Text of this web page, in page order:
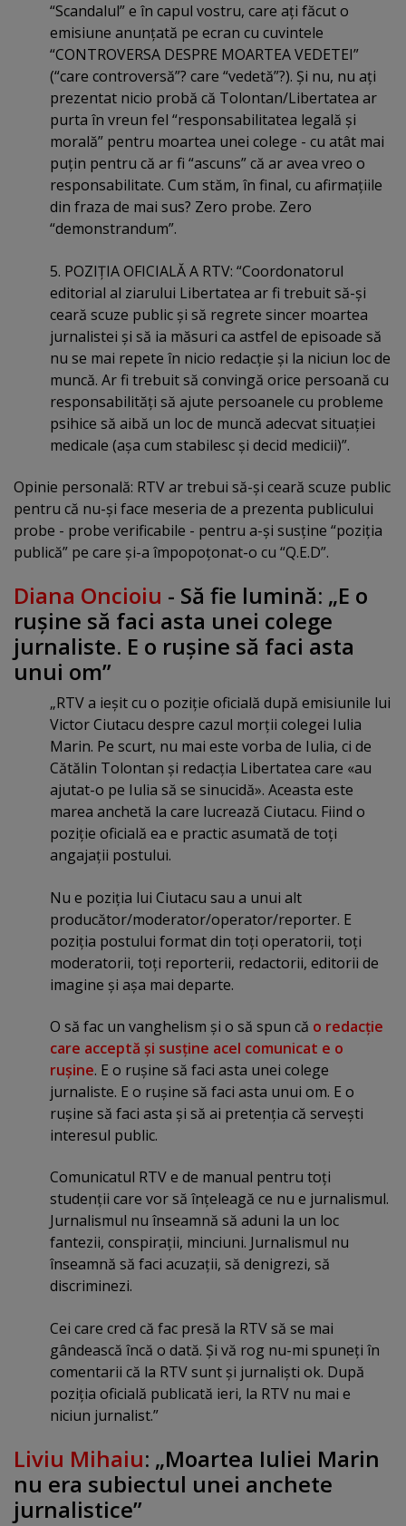
“Scandalul” e în capul vostru, care aţi făcut o
emisiune anunţată pe ecran cu cuvintele
“CONTROVERSA DESPRE MOARTEA VEDETEI”
(“care controversă”? care “vedetă”?). Şi nu, nu aţi
prezentat nicio probă că Tolontan/Libertatea ar
purta în vreun fel “responsabilitatea legală şi
morală” pentru moartea unei colege - cu atât mai
puţin pentru că ar fi “ascuns” că ar avea vreo o
responsabilitate. Cum stăm, în final, cu afirmaţiile
din fraza de mai sus? Zero probe. Zero
“demonstrandum”.
5. POZIŢIA OFICIALĂ A RTV: “Coordonatorul
editorial al ziarului Libertatea ar fi trebuit să-şi
ceară scuze public şi să regrete sincer moartea
jurnalistei şi să ia măsuri ca astfel de episoade să
nu se mai repete în nicio redacţie şi la niciun loc de
muncă. Ar fi trebuit să convingă orice persoană cu
responsabilităţi să ajute persoanele cu probleme
psihice să aibă un loc de muncă adecvat situaţiei
medicale (aşa cum stabilesc şi decid medicii)”.
Opinie personală: RTV ar trebui să-şi ceară scuze public
pentru că nu-şi face meseria de a prezenta publicului
probe - probe verificabile - pentru a-şi susţine “poziţia
publică” pe care şi-a împopoţonat-o cu “Q.E.D”.
Diana Oncioiu - Să fie lumină: „E o
ruşine să faci asta unei colege
jurnaliste. E o ruşine să faci asta
unui om”
„RTV a ieşit cu o poziţie oficială după emisiunile lui
Victor Ciutacu despre cazul morţii colegei Iulia
Marin. Pe scurt, nu mai este vorba de Iulia, ci de
Cătălin Tolontan şi redacţia Libertatea care «au
ajutat-o pe Iulia să se sinucidă». Aceasta este
marea anchetă la care lucrează Ciutacu. Fiind o
poziţie oficială ea e practic asumată de toţi
angajaţii postului.
Nu e poziţia lui Ciutacu sau a unui alt
producător/moderator/operator/reporter. E
poziţia postului format din toţi operatorii, toţi
moderatorii, toţi reporterii, redactorii, editorii de
imagine şi aşa mai departe.
O să fac un vanghelism şi o să spun că o redacţie
care acceptă şi susţine acel comunicat e o
ruşine. E o ruşine să faci asta unei colege
jurnaliste. E o ruşine să faci asta unui om. E o
ruşine să faci asta şi să ai pretenţia că serveşti
interesul public.
Comunicatul RTV e de manual pentru toţi
studenţii care vor să înţeleagă ce nu e jurnalismul.
Jurnalismul nu înseamnă să aduni la un loc
fantezii, conspiraţii, minciuni. Jurnalismul nu
înseamnă să faci acuzaţii, să denigrezi, să
discriminezi.
Cei care cred că fac presă la RTV să se mai
gândească încă o dată. Şi vă rog nu-mi spuneţi în
comentarii că la RTV sunt şi jurnalişti ok. După
poziţia oficială publicată ieri, la RTV nu mai e
niciun jurnalist.”
Liviu Mihaiu: „Moartea Iuliei Marin
nu era subiectul unei anchete
jurnalistice”